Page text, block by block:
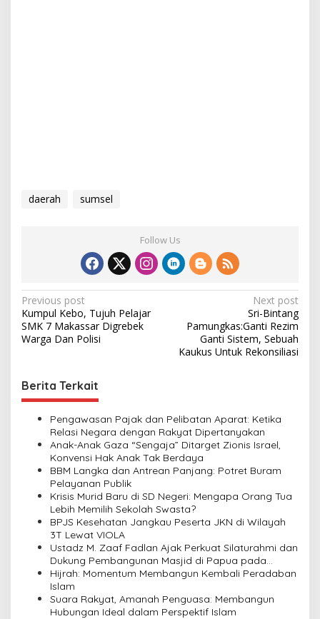
daerah sumsel
Follow Us
P
o
s
n
a
Previous post
Kumpul Kebo, Tujuh Pelajar
SMK 7 Makassar Digrebek
Warga Dan Polisi
Next post
Sri-Bintang
Pamungkas:Ganti Rezim
Ganti Sistem, Sebuah
Kaukus Untuk Rekonsiliasi
Berita Terkait
Pengawasan Pajak dan Pelibatan Aparat: Ketika
Relasi Negara dengan Rakyat Dipertanyakan
Anak-Anak Gaza “Sengaja” Ditarget Zionis Israel,
Konvensi Hak Anak Tak Berdaya
BBM Langka dan Antrean Panjang: Potret Buram
Pelayanan Publik
Krisis Murid Baru di SD Negeri: Mengapa Orang Tua
Lebih Memilih Sekolah Swasta?
BPJS Kesehatan Jangkau Peserta JKN di Wilayah
3T Lewat VIOLA
Ustadz M. Zaaf Fadlan Ajak Perkuat Silaturahmi dan
Dukung Pembangunan Masjid di Papua pada
Pengajian Yayasan Alimbas Insan Cita
Hijrah: Momentum Membangun Kembali Peradaban
Islam
Suara Rakyat, Amanah Penguasa: Membangun
Hubungan Ideal dalam Perspektif Islam